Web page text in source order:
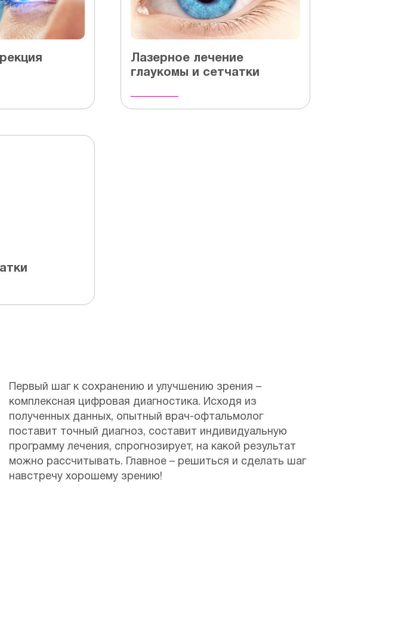
Лазерное лечение
глаукомы и сетчатки
Первый шаг к сохранению и улучшению зрения –
комплексная цифровая диагностика. Исходя из
полученных данных, опытный врач-офтальмолог
поставит точный диагноз, составит индивидуальную
программу лечения, спрогнозирует, на какой результат
можно рассчитывать. Главное – решиться и сделать шаг
навстречу хорошему зрению!